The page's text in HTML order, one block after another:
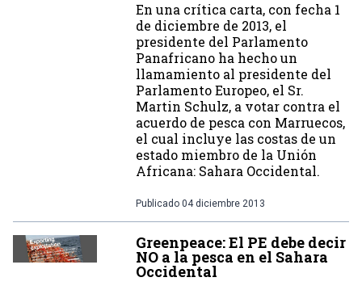
En una crítica carta, con fecha 1
de diciembre de 2013, el
presidente del Parlamento
Panafricano ha hecho un
llamamiento al presidente del
Parlamento Europeo, el Sr.
Martin Schulz, a votar contra el
acuerdo de pesca con Marruecos,
el cual incluye las costas de un
estado miembro de la Unión
Africana: Sahara Occidental.
Publicado 04 diciembre 2013
Greenpeace: El PE debe decir
NO a la pesca en el Sahara
Occidental